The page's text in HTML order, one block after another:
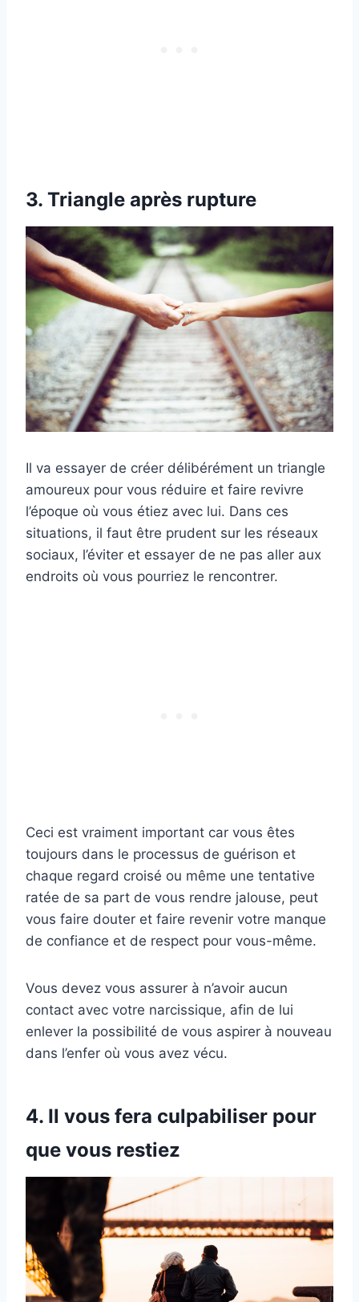
3. Triangle après rupture
Il va essayer de créer délibérément un triangle
amoureux pour vous réduire et faire revivre
l’époque où vous étiez avec lui. Dans ces
situations, il faut être prudent sur les réseaux
sociaux, l’éviter et essayer de ne pas aller aux
endroits où vous pourriez le rencontrer.
Ceci est vraiment important car vous êtes
toujours dans le processus de guérison et
chaque regard croisé ou même une tentative
ratée de sa part de vous rendre jalouse, peut
vous faire douter et faire revenir votre manque
de confiance et de respect pour vous-même.
Vous devez vous assurer à n’avoir aucun
contact avec votre narcissique, afin de lui
enlever la possibilité de vous aspirer à nouveau
dans l’enfer où vous avez vécu.
4. Il vous fera culpabiliser pour
que vous restiez